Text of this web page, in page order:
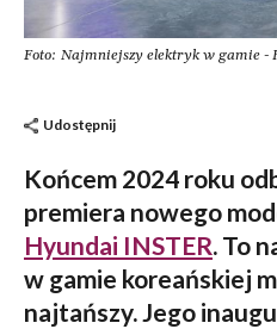
Foto: Najmniejszy elektryk w gamie -
Udostępnij
Końcem 2024 roku
premiera nowego
Hyundai INSTER. To
w gamie koreańskiej
najtańszy. Jego